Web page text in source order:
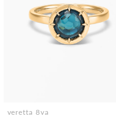
veretta 8va